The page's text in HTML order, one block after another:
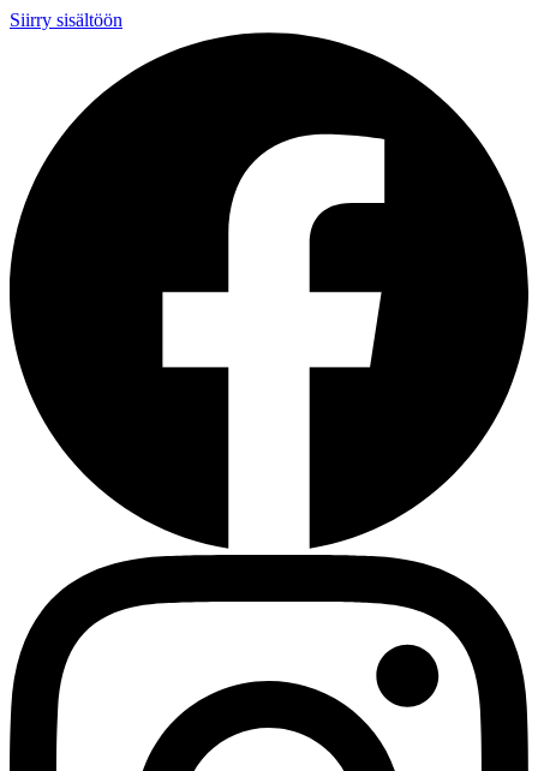
Siirry sisältöön